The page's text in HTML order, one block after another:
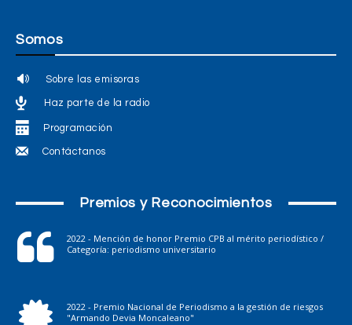
Somos
Sobre las emisoras
Haz parte de la radio
Programación
Contáctanos
Premios y Reconocimientos
2022 - Mención de honor Premio CPB al mérito periodístico /
Categoría: periodismo universitario
2022 - Premio Nacional de Periodismo a la gestión de riesgos
"Armando Devia Moncaleano"